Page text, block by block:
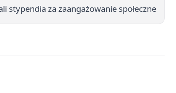
stypendia za zaangażowanie społeczne